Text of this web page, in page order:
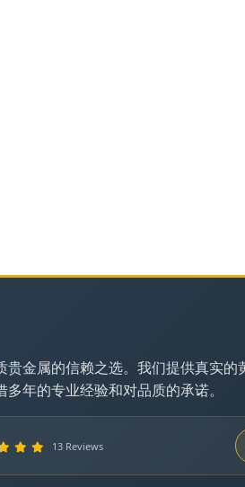
贵金属的信赖之选。我们提供真实的
年的专业经验和对品质的承诺。
13 Reviews